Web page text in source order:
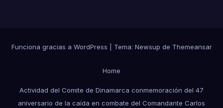
Funciona gracias a WordPress Tema: Newsup de Themeansar
Home
Actividad del Comite de Dinamarca conmemoración del 47
aniversario de la caída en combate del Comandante Carlos